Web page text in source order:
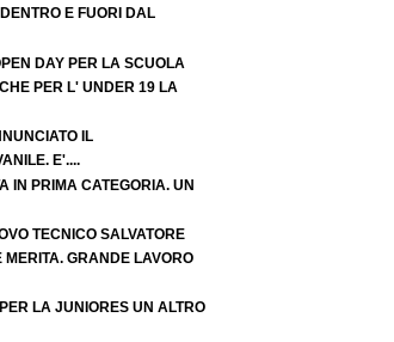
E FUORI DAL
DAY PER LA SCUOLA
PER L' UNDER 19 LA
IL
E'....
IN PRIMA CATEGORIA. UN
TECNICO SALVATORE
GRANDE LAVORO
LA JUNIORES UN ALTRO